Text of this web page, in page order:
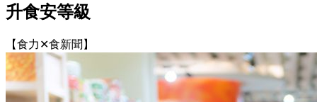
升食安等級
【食力✕食新聞】